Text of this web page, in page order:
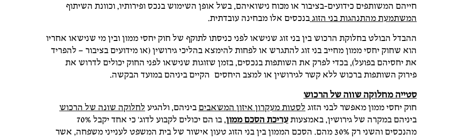
חייהם המשותפים כידועים-בציבור או מכוח נישואיהם, בשל אופן השימוש בנכס ופירותיו, וכוונת השיתוף
המשתמעת מהתנהגות בני הזוגבנכסים אלו מבחינה עובדתית.
ההבדל הבולט בחלוקת הרכוש בין בני זוג שנישאו לפני כניסתו לתוקף של חוק יחסי ממון ובין מי שנישאו אחריו
הוא שחוק יחסי ממון מחייב בני זוג להתגרש או לפחות להימצא בהליכי גירושין (או מידועים בציבור – להפריד
את יחסיהם בפועל), בכדי לפרק את השותפות בנכסים, בזמן שזוגות שנישאו לפני החוק יכולים לדרוש את
פירוק השותפות ברכוש ללא קשר לגירושין או למצב היחסים הקיים ביניהם במועד הבקשה.
סטייה מחלוקה שווה של הרכוש
חוק יחסי ממון מאפשר לבני הזוג לסטות מעקרון איזון המשאבים ביניהם, ולהגיע לחלוקה שונה של הרכוש
ביניהם במקרה של גירושין, באמצעותעריכת הסכם ממון
, בו הם יכולים לקבוע לדוג' כי אחד יקבל 70%
מהנכסים והשני רק 30% מהם. הסכם הממון בין בני הזוג טעון אישור של בית המשפט לענייני משפחה, אשר